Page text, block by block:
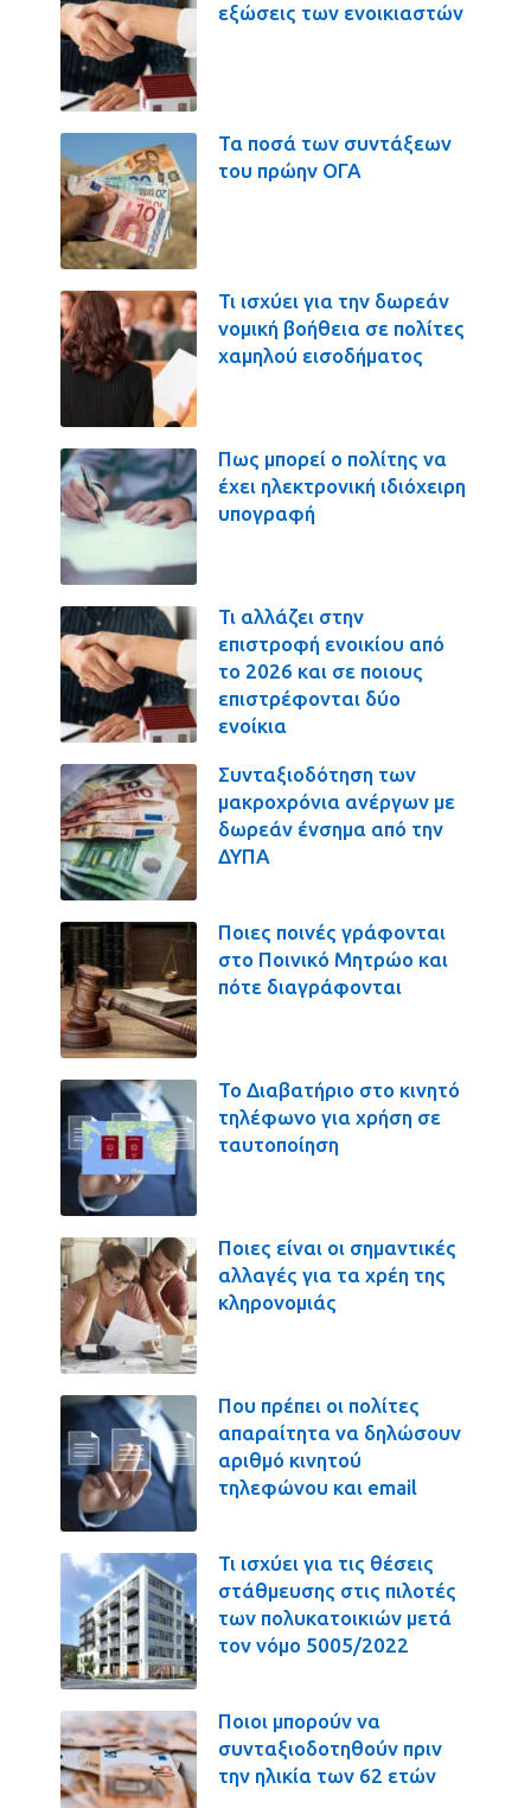
εξώσεις των ενοικιαστών
Τα ποσά των συντάξεων
του πρώην ΟΓΑ
Τι ισχύει για την δωρεάν
νομική βοήθεια σε πολίτες
χαμηλού εισοδήματος
Πως μπορεί ο πολίτης να
έχει ηλεκτρονική ιδιόχειρη
υπογραφή
Τι αλλάζει στην
επιστροφή ενοικίου από
το 2026 και σε ποιους
επιστρέφονται δύο
ενοίκια
Συνταξιοδότηση των
μακροχρόνια ανέργων με
δωρεάν ένσημα από την
ΔΥΠΑ
Ποιες ποινές γράφονται
στο Ποινικό Μητρώο και
πότε διαγράφονται
Το Διαβατήριο στο κινητό
τηλέφωνο για χρήση σε
ταυτοποίηση
Ποιες είναι οι σημαντικές
αλλαγές για τα χρέη της
κληρονομιάς
Που πρέπει οι πολίτες
απαραίτητα να δηλώσουν
αριθμό κινητού
τηλεφώνου και email
Τι ισχύει για τις θέσεις
στάθμευσης στις πιλοτές
των πολυκατοικιών μετά
τον νόμο 5005/2022
Ποιοι μπορούν να
συνταξιοδοτηθούν πριν
την ηλικία των 62 ετών